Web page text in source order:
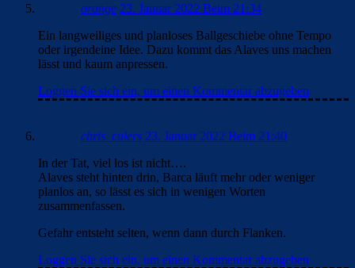
orange 23. Januar 2022 Beim 21:34
Ein langweiliges und planloses Ballgeschiebe ohne Tempo
oder irgendeine Idee. Dazu kommt das Alaves uns machen
lässt und kaum anpressen.
Loggen Sie sich ein, um einen Kommentar abzugeben
chris_culers 23. Januar 2022 Beim 21:40
In der Tat, viel los ist nicht….
Alaves steht hinten drin, Barca läuft mehr oder weniger
planlos an, so lässt es sich in wenigen Worten
zusammenfassen.
Gefahr entsteht selten, wenn dann durch Flanken.
Loggen Sie sich ein, um einen Kommentar abzugeben